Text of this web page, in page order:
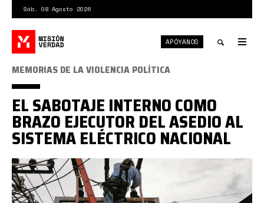
contenido
principal
Sáb. 08 Agosto 2026
APÓYANOS
SEN
MEMORIAS DE LA VIOLENCIA POLÍTICA
EL SABOTAJE INTERNO COMO
BRAZO EJECUTOR DEL ASEDIO AL
SISTEMA ELÉCTRICO NACIONAL